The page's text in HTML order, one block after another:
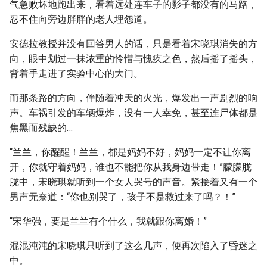
气急败坏地跑出来，看着远处连车子的影子都没有的马路，
忍不住向旁边胖胖的老人埋怨道。
安德拉教授并没有回答男人的话，只是看着宋晓琪消失的方
向，眼中划过一抹浓重的怜惜与愧疚之色，然后摇了摇头，
背着手走进了实验中心的大门。
而那条路的方向，伴随着冲天的火光，爆发出一声剧烈的响
声。车祸引发的车辆爆炸，没有一人幸免，甚至连尸体都是
焦黑而残缺的…
“兰兰，你醒醒！兰兰，都是妈妈不好，妈妈一定不让你离
开，你就守着妈妈，谁也不能把你从我身边带走！”朦朦胧
胧中，宋晓琪就听到一个女人哭号的声音。紧接着又有一个
男声无奈道：“你也别哭了，孩子不是救过来了吗？！”
“宋华强，要是兰兰有个什么，我就跟你离婚！”
混混沌沌的宋晓琪只听到了这么几声，便再次陷入了昏迷之
中。